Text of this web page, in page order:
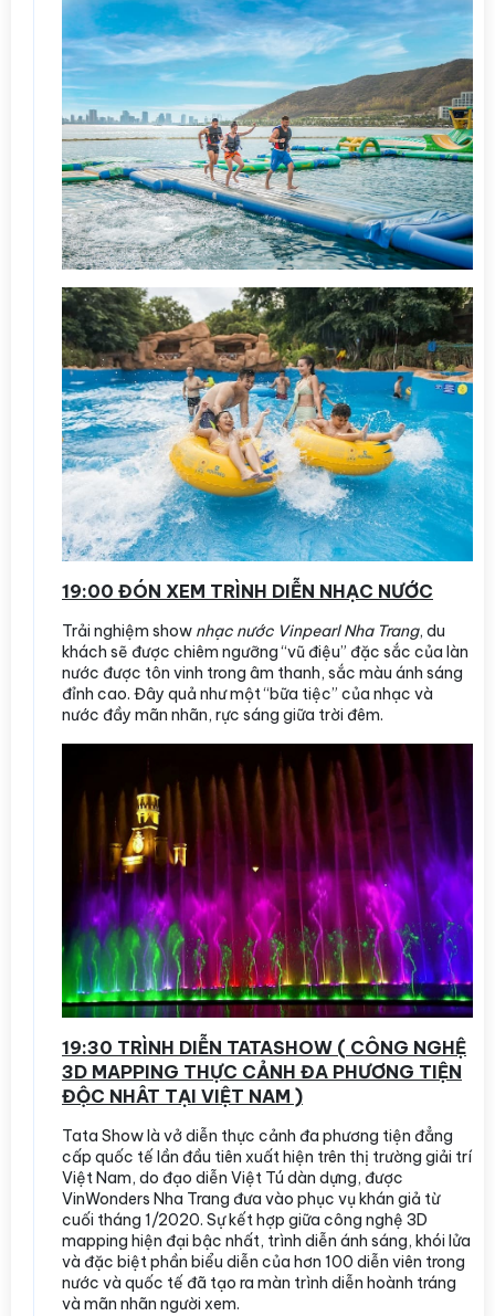
19:00 ĐÓN XEM TRÌNH DIỄN NHẠC NƯỚC
Trải nghiệm show nhạc nước Vinpearl Nha Trang, du
khách sẽ được chiêm ngưỡng “vũ điệu” đặc sắc của làn
nước được tôn vinh trong âm thanh, sắc màu ánh sáng
đỉnh cao. Đây quả như một “bữa tiệc” của nhạc và
nước đầy mãn nhãn, rực sáng giữa trời đêm.
19:30 TRÌNH DIỄN TATASHOW ( CÔNG NGHỆ
3D MAPPING THỰC CẢNH ĐA PHƯƠNG TIỆN
ĐỘC NHÂT TẠI VIỆT NAM )
Tata Show là vở diễn thực cảnh đa phương tiện đẳng
cấp quốc tế lần đầu tiên xuất hiện trên thị trường giải trí
Việt Nam, do đạo diễn Việt Tú dàn dựng, được
VinWonders Nha Trang đưa vào phục vụ khán giả từ
cuối tháng 1/2020. Sự kết hợp giữa công nghệ 3D
mapping hiện đại bậc nhất, trình diễn ánh sáng, khói lửa
và đặc biệt phần biểu diễn của hơn 100 diễn viên trong
nước và quốc tế đã tạo ra màn trình diễn hoành tráng
và mãn nhãn người xem.